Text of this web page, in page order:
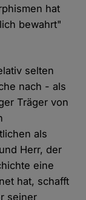
hat
bewahrt"
selten
nach - als
Träger von
als
Herr, der
eine
hat, schafft
seiner